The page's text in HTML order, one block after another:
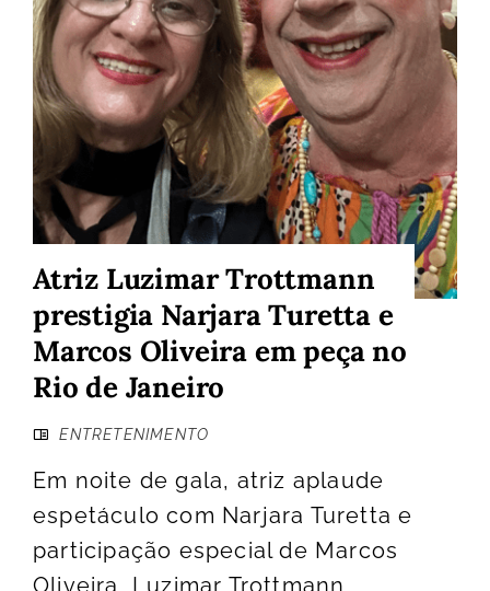
Atriz Luzimar Trottmann
prestigia Narjara Turetta e
Marcos Oliveira em peça no
Rio de Janeiro
ENTRETENIMENTO
Em noite de gala, atriz aplaude
espetáculo com Narjara Turetta e
participação especial de Marcos